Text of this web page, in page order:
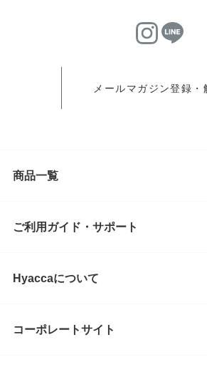
メールマガジン登録・
商品一覧
ご利用ガイド・サポート
Hyaccaについて
コーポレートサイト